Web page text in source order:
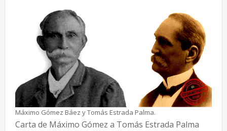
Máximo Gómez Báez y Tomás Estrada Palma.
Carta de Máximo Gómez a Tomás Estrada Palma